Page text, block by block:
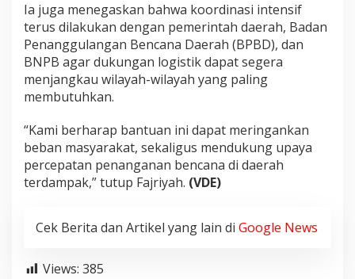
Ia juga menegaskan bahwa koordinasi intensif
terus dilakukan dengan pemerintah daerah, Badan
Penanggulangan Bencana Daerah (BPBD), dan
BNPB agar dukungan logistik dapat segera
menjangkau wilayah-wilayah yang paling
membutuhkan.
“Kami berharap bantuan ini dapat meringankan
beban masyarakat, sekaligus mendukung upaya
percepatan penanganan bencana di daerah
terdampak,” tutup Fajriyah. (VDE)
Cek Berita dan Artikel yang lain di Google News
Views: 385